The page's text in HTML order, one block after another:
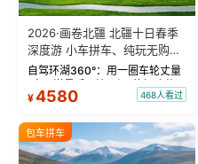
2026·画卷北疆 北疆十日春季
深度游 小车拼车、纯玩无购
物！
自驾环湖360°：用一圈车轮丈量
“大西洋最后一滴眼泪”的极致蔚
蓝。 赛湖旅拍：甄选多款风格服
绝美瞬间。 赛湖坦克300跟车视
频：专业摄影师...
¥4580 468人看过
包车拼车